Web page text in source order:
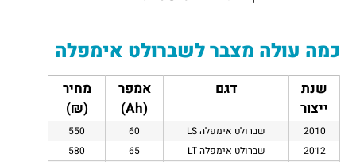
כמה עולה מצבר לשברולט אימפלה
שנת
ייצור
דגם
אמפר
(Ah)
מחיר
(₪)
2010 שברולט אימפלה LS 60
550
2012
שברולט אימפלה LT 65
580